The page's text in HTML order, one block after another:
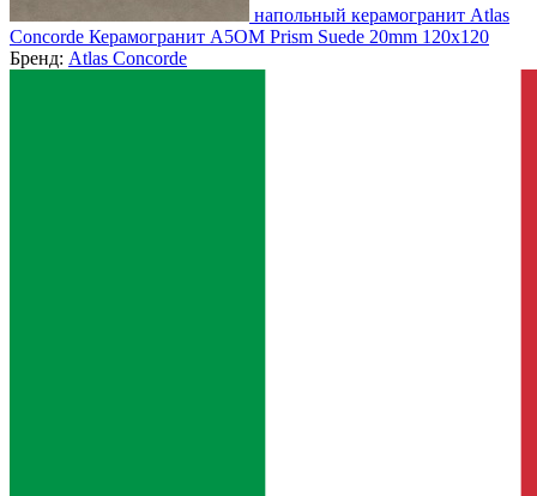
напольный керамогранит Atlas
Concorde Керамогранит A5OM Prism Suede 20mm 120x120
Бренд: Atlas Concorde